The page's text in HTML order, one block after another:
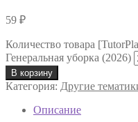
59 ₽
Количество товара
Генеральная уборка (2026)
В корзину
Категория: Другие
Описание